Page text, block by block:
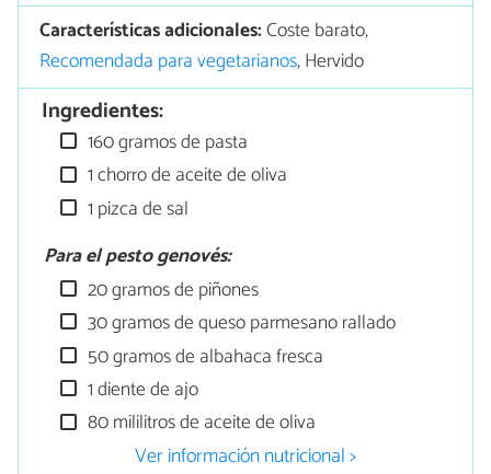
Características adicionales:Coste barato,
Recomendada para vegetarianos, Hervido
Ingredientes:
160 gramos de pasta
1 chorro de aceite de oliva
1 pizca de sal
Para el pesto genovés:
20 gramos de piñones
30 gramos de queso parmesano rallado
50 gramos de albahaca fresca
1 diente de ajo
80 mililitros de aceite de oliva
Ver información nutricional >